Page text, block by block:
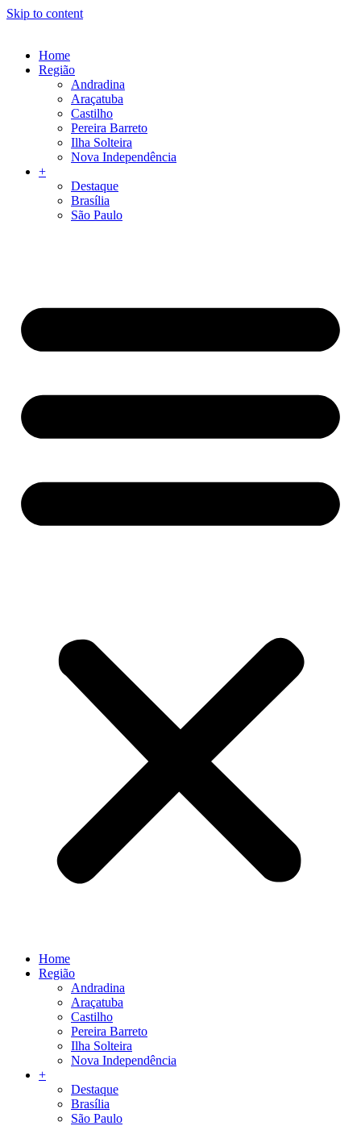
Skip to content
Home
Região
Andradina
Araçatuba
Castilho
Pereira Barreto
Ilha Solteira
Nova Independência
+
Destaque
Brasília
São Paulo
Home
Região
Andradina
Araçatuba
Castilho
Pereira Barreto
Ilha Solteira
Nova Independência
+
Destaque
Brasília
São Paulo